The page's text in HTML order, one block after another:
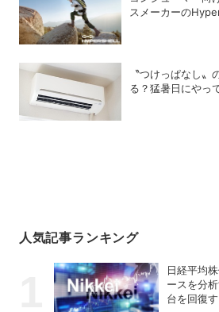
スメーカーの
〝つけっぱなし
る？猛暑日にやっ
人気記事ランキング
日経平均
ースを分
台を回復